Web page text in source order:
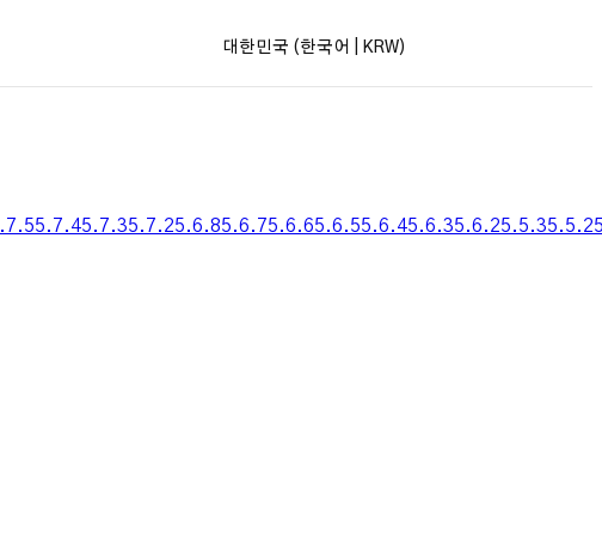
대한민국 (한국어 | KRW)
5.7.45.7.35.7.25.6.85.6.75.6.65.6.55.6.45.6.35.6.25.5.35.5.2